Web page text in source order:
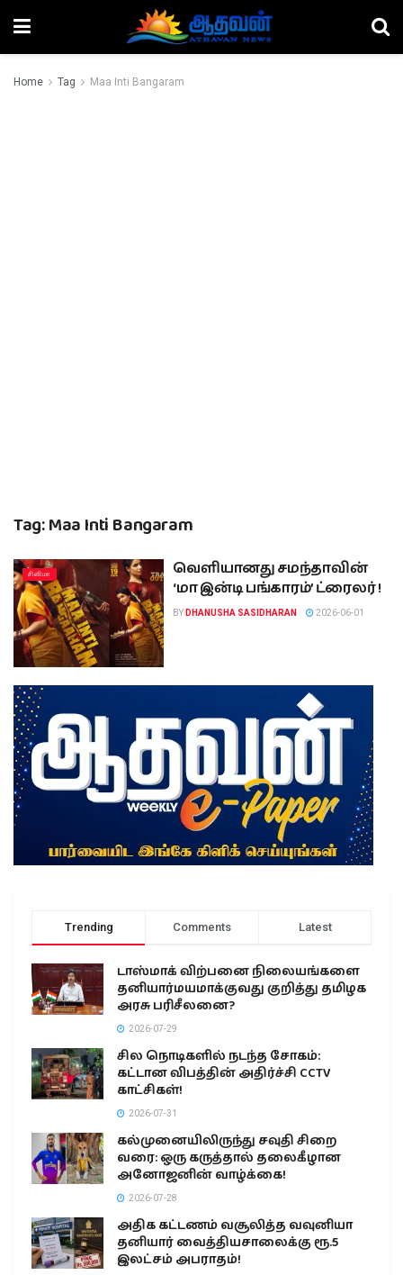
Home Tag Maa Inti Bangaram
Tag:Maa Inti Bangaram
சினிமா
வெளியானது சமந்தாவின்
‘மா இன்டி பங்காரம்’ ட்ரைலர் !
BY DHANUSHA SASIDHARAN 2026-06-01
Trending Comments Latest
டாஸ்மாக் விற்பனை நிலையங்களை
தனியார்மயமாக்குவது குறித்து தமிழக
அரசு பரிசீலனை?
2026-07-29
சில நொடிகளில் நடந்த சோகம்:
கட்டான விபத்தின் அதிர்ச்சி CCTV
காட்சிகள்!
2026-07-31
கல்முனையிலிருந்து சவுதி சிறை
வரை: ஒரு கருத்தால் தலைகீழான
அனோஜனின் வாழ்க்கை!
2026-07-28
அதிக கட்டணம் வசூலித்த வவுனியா
தனியார் வைத்தியசாலைக்கு ரூ.5
இலட்சம் அபராதம்!